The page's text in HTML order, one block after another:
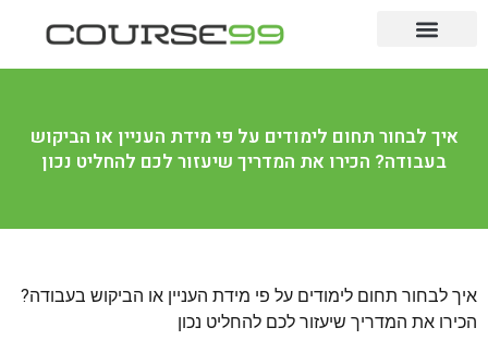
איך לבחור תחום לימודים על פי מידת העניין או הביקוש
בעבודה? הכירו את המדריך שיעזור לכם להחליט נכון
איך לבחור תחום לימודים על פי מידת העניין או הביקוש בעבודה?
הכירו את המדריך שיעזור לכם להחליט נכון